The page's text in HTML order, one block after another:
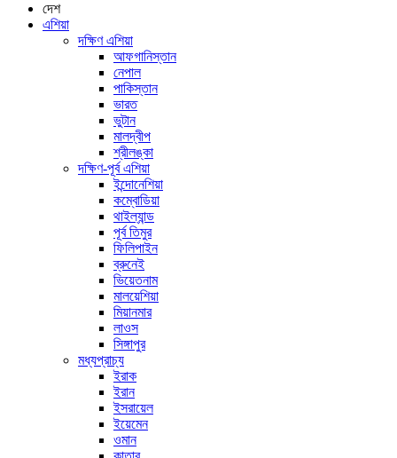
দেশ
এশিয়া
দক্ষিণ এশিয়া
আফগানিস্তান
নেপাল
পাকিস্তান
ভারত
ভুটান
মালদ্বীপ
শ্রীলঙ্কা
দক্ষিণ-পূর্ব এশিয়া
ইন্দোনেশিয়া
কম্বোডিয়া
থাইল্যান্ড
পূর্ব তিমুর
ফিলিপাইন
ব্রুনেই
ভিয়েতনাম
মালয়েশিয়া
মিয়ানমার
লাওস
সিঙ্গাপুর
মধ্যপ্রাচ্য
ইরাক
ইরান
ইসরায়েল
ইয়েমেন
ওমান